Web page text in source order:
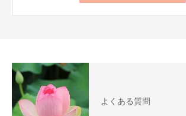
よくある質問